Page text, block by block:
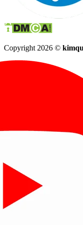
Copyright 2026 ©